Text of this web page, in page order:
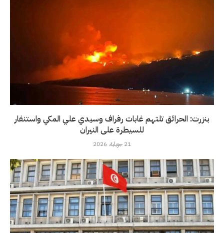
بنزرت: الحرائق تلتهم غابات رفراف وسيدي علي المكي واستنفار
للسيطرة على النيران
21 جويلية، 2026